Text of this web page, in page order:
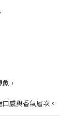
，
感與香氣層次。